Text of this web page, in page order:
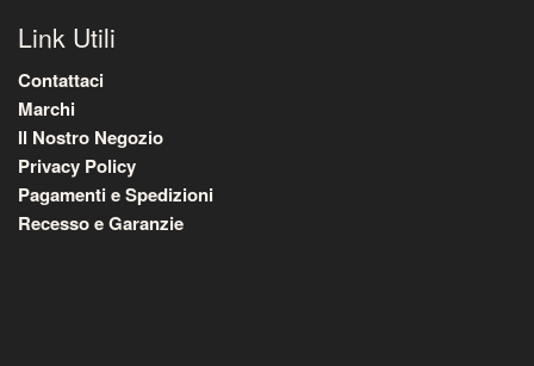
Link Utili
Contattaci
Marchi
Il Nostro Negozio
Privacy Policy
Pagamenti e Spedizioni
Recesso e Garanzie